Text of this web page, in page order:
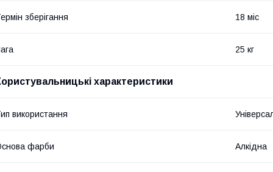
зберігання 18 міс
25 кг
характеристики
використання
фарби Алкідна